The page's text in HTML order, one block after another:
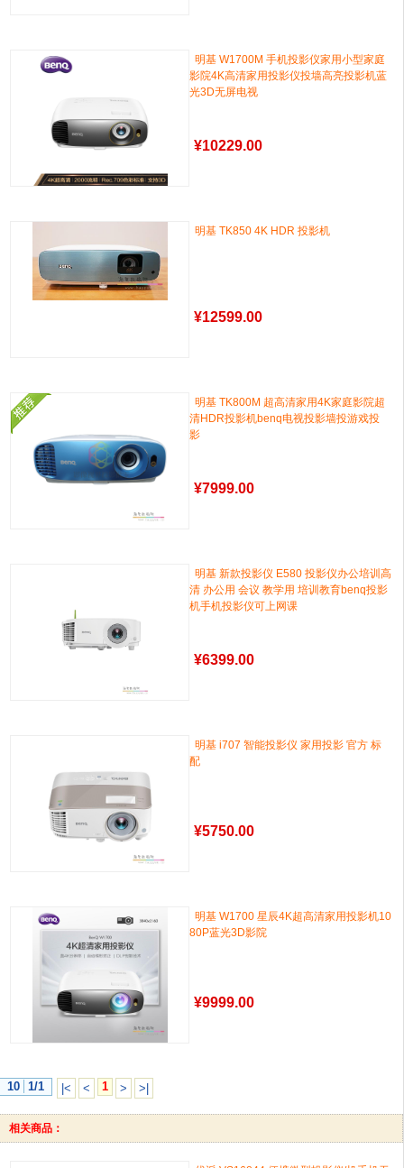
明基 W1700M 手机投影仪家用小型家庭
影院4K高清家用投影仪投墙高亮投影机蓝
光3D无屏电视
¥10229.00
明基 TK850 4K HDR 投影机
¥12599.00
明基 TK800M 超高清家用4K家庭影院超
清HDR投影机benq电视投影墙投游戏投
影
¥7999.00
明基 新款投影仪 E580 投影仪办公培训高
清 办公用 会议 教学用 培训教育benq投影
机手机投影仪可上网课
¥6399.00
明基 i707 智能投影仪 家用投影 官方 标
配
¥5750.00
明基 W1700 星辰4K超高清家用投影机10
80P蓝光3D影院
¥9999.00
10 1/1 |< < 1 > >|
相关商品：